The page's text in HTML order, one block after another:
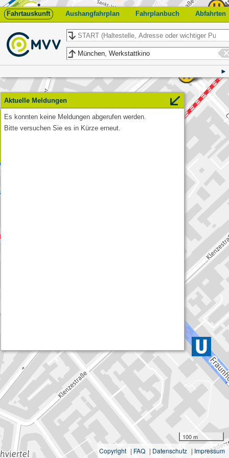
100 m
Copyright | FAQ | Datenschutz | Impressum
Fahrtauskunft Aushangfahrplan Fahrplanbuch Abfahrten
Start
Ziel
Feedback
Aktuelle Meldungen
Es konnten keine Meldungen abgerufen werden.
Bitte versuchen Sie es in Kürze erneut.